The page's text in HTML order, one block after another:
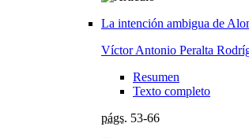
La intención ambigua de
Víctor Antonio Peralta
Resumen
Texto completo
págs. 53-66